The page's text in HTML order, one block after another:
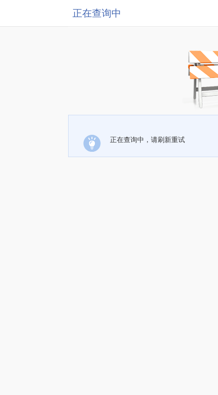
正在查询中
正在查询中，请刷新重试